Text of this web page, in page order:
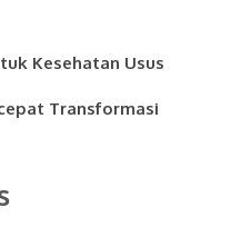
Kesehatan Usus
Transformasi